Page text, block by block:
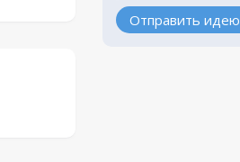
Отправить идею